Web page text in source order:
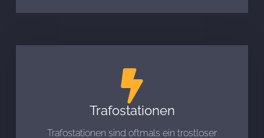
Trafostationen
Trafostationen sind oftmals ein trostloser